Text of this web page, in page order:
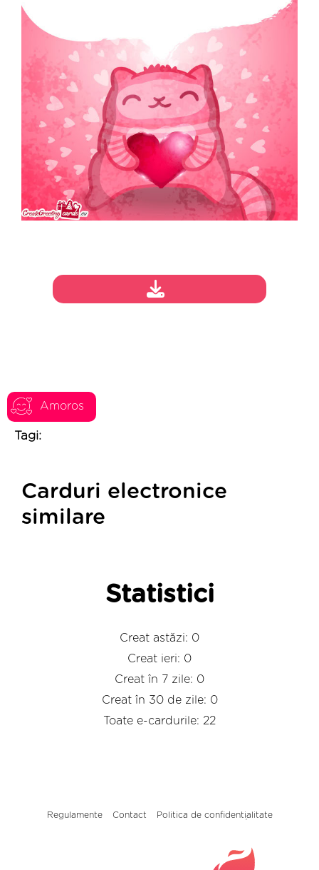
Amoros
Tagi:
Carduri electronice
similare
Statistici
Creat astăzi: 0
Creat ieri: 0
Creat în 7 zile: 0
Creat în 30 de zile: 0
Toate e-cardurile: 22
Regulamente Contact Politica de confidențialitate